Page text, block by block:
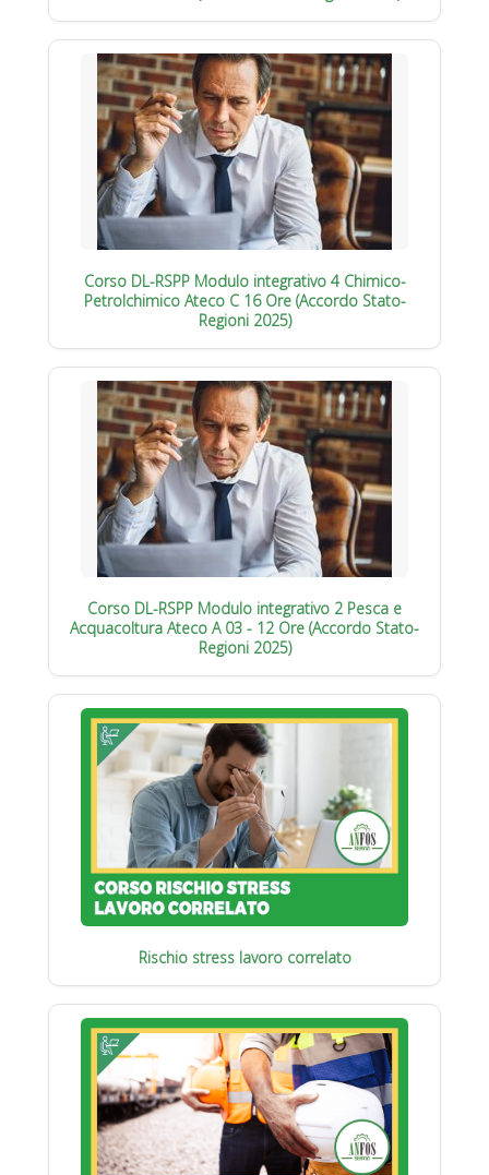
Corso DL-RSPP Modulo integrativo 4 Chimico-
Petrolchimico Ateco C 16 Ore (Accordo Stato-
Regioni 2025)
Corso DL-RSPP Modulo integrativo 2 Pesca e
Acquacoltura Ateco A 03 - 12 Ore (Accordo Stato-
Regioni 2025)
Rischio stress lavoro correlato